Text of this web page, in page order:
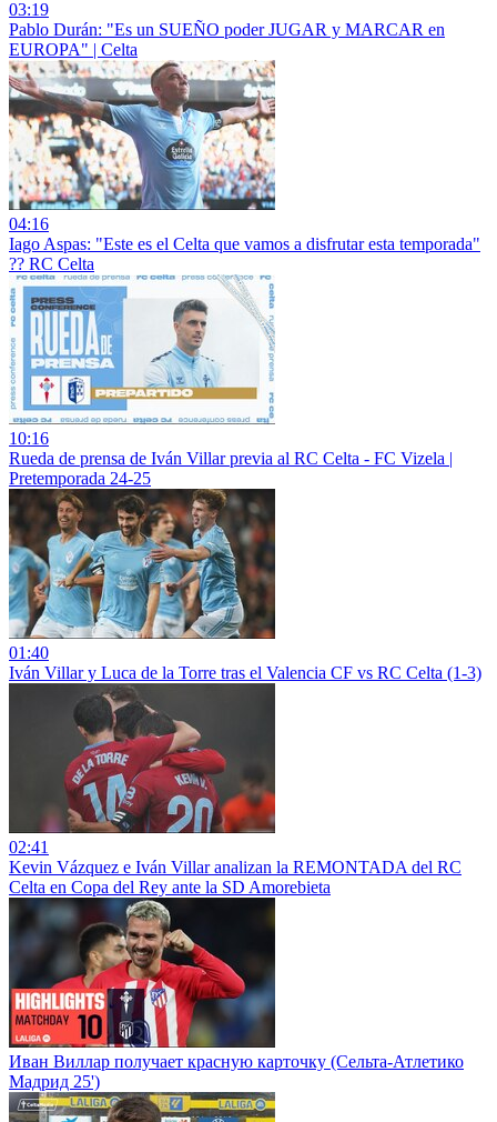
03:19
Pablo Durán: "Es un SUEÑO poder JUGAR y MARCAR en
EUROPA" | Celta
04:16
Iago Aspas: "Este es el Celta que vamos a disfrutar esta temporada"
?? RC Celta
10:16
Rueda de prensa de Iván Villar previa al RC Celta - FC Vizela |
Pretemporada 24-25
01:40
Iván Villar y Luca de la Torre tras el Valencia CF vs RC Celta (1-3)
02:41
Kevin Vázquez e Iván Villar analizan la REMONTADA del RC
Celta en Copa del Rey ante la SD Amorebieta
Иван Виллар получает красную карточку (Сельта-Атлетико
Мадрид 25')